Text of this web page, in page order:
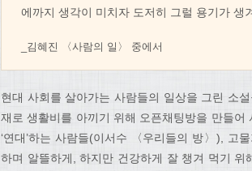
에까지 생각이 미치자 도저히 그럴 용기가 생
_김혜진 〈사람의 일〉 중에서
현대 사회를 살아가는 사람들의 일상을 그린 소
재로 생활비를 아끼기 위해 오픈채팅방을 만들
‘연대’하는 사람들(이서수 〈우리들의 방〉), 고
하며 알뜰하게, 하지만 건강하게 잘 챙겨 먹기